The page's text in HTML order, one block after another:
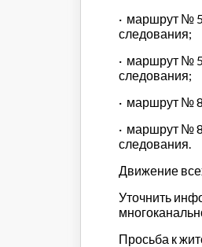
· маршрут №
следования;
· маршрут №
следования;
· маршрут №
· маршрут №
следования.
Движение
Уточнить
Просьба к